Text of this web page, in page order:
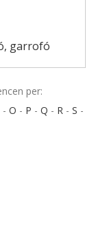
garrofó
per:
- O - P - Q - R - S -